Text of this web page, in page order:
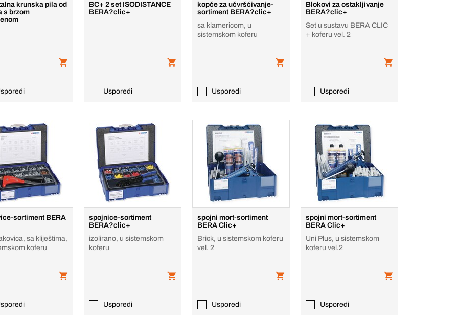
krunska pila od
s brzom
BC+ 2 set ISODISTANCE
BERA?clic+
Usporedi
kopče za učvršćivanje-
sortiment BERA?clic+
sa klamericom, u
sistemskom koferu
Usporedi
Blokovi za ostakljivanje
BERA?clic+
Set u sustavu BERA CLIC
+ koferu vel. 2
Usporedi
sortiment BERA
sa kliještima,
koferu
spojnice-sortiment
BERA?clic+
izolirano, u sistemskom
koferu
Usporedi
spojni mort-sortiment
BERA Clic+
Brick, u sistemskom koferu
vel. 2
Usporedi
spojni mort-sortiment
BERA Clic+
Uni Plus, u sistemskom
koferu vel.2
Usporedi